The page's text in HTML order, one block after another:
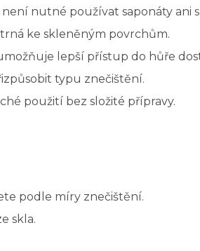
není nutné používat saponáty ani
ke skleněným povrchům.
lepší přístup do hůře
typu znečištění.
použití bez složité přípravy.
podle míry znečištění.
skla.